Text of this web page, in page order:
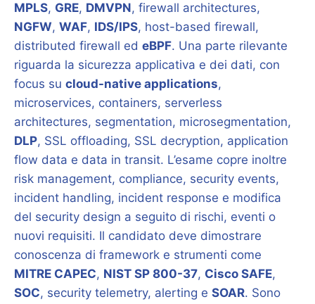
MPLS, GRE, DMVPN, firewall architectures,
NGFW, WAF, IDS/IPS, host-based firewall,
distributed firewall ed eBPF. Una parte rilevante
riguarda la sicurezza applicativa e dei dati, con
focus su cloud-native applications,
microservices, containers, serverless
architectures, segmentation, microsegmentation,
DLP, SSL offloading, SSL decryption, application
flow data e data in transit. L’esame copre inoltre
risk management, compliance, security events,
incident handling, incident response e modifica
del security design a seguito di rischi, eventi o
nuovi requisiti. Il candidato deve dimostrare
conoscenza di framework e strumenti come
MITRE CAPEC, NIST SP 800-37, Cisco SAFE,
SOC, security telemetry, alerting e SOAR. Sono